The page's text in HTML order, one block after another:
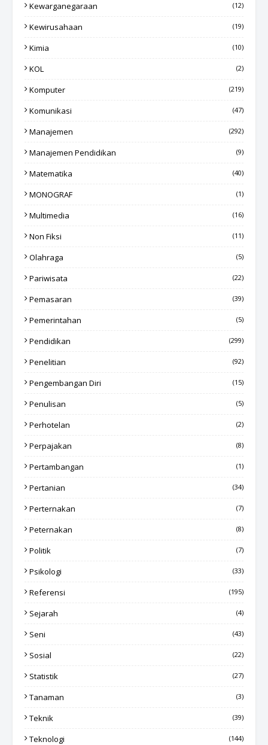
Kewarganegaraan (12)
Kewirusahaan (19)
Kimia (10)
KOL (2)
Komputer (219)
Komunikasi (47)
Manajemen (292)
Manajemen Pendidikan (9)
Matematika (40)
MONOGRAF (1)
Multimedia (16)
Non Fiksi (11)
Olahraga (5)
Pariwisata (22)
Pemasaran (39)
Pemerintahan (5)
Pendidikan (299)
Penelitian (92)
Pengembangan Diri (15)
Penulisan (5)
Perhotelan (2)
Perpajakan (8)
Pertambangan (1)
Pertanian (34)
Perternakan (7)
Peternakan (8)
Politik (7)
Psikologi (33)
Referensi (195)
Sejarah (4)
Seni (43)
Sosial (22)
Statistik (27)
Tanaman (3)
Teknik (39)
Teknologi (144)